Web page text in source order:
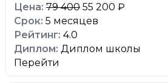
79 400 55 200 ₽
5 месяцев
4.0
Диплом школы
Перейти